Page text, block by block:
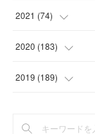
(3
(3)
(3
(7)
(7)
(3)
(1
(3)
(8)
2021 (74)
(17
(7)
2020 (183)
(17
2019 (189)